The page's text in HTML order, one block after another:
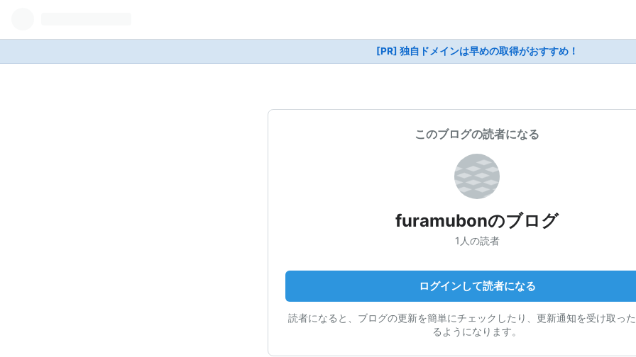
[PR] 独自ドメインは早めの取得がおすすめ！
このブログの読者になる
furamubonのブログ
1人の読者
ログインして読者になる
読者になると、ブログの更新を簡単にチェックしたり、更新通知を受け取っ
るようになります。